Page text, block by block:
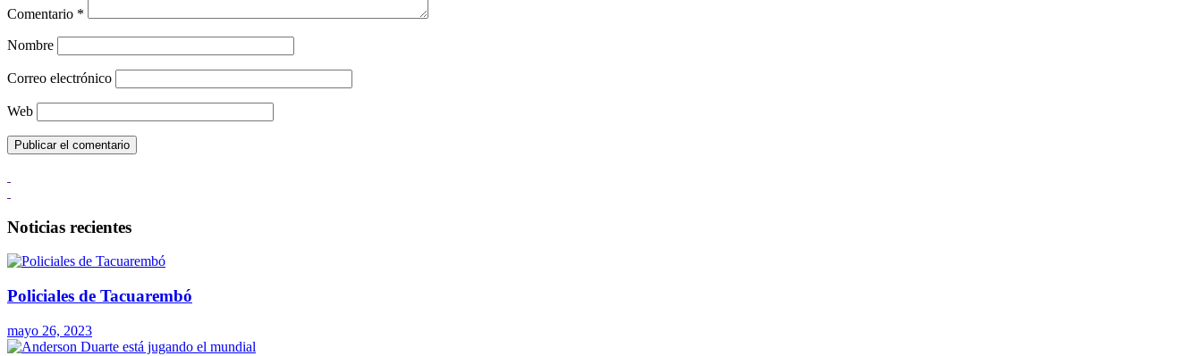
Comentario *
Nombre
Correo electrónico
Web
Noticias recientes
Policiales de Tacuarembó
mayo 26, 2023